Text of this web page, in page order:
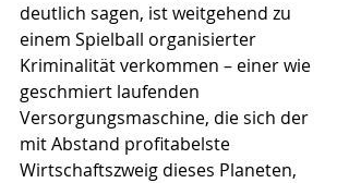
deutlich sagen, ist weitgehend zu
einem Spielball organisierter
Kriminalität verkommen – einer wie
geschmiert laufenden
Versorgungsmaschine, die sich der
mit Abstand profitabelste
Wirtschaftszweig dieses Planeten,